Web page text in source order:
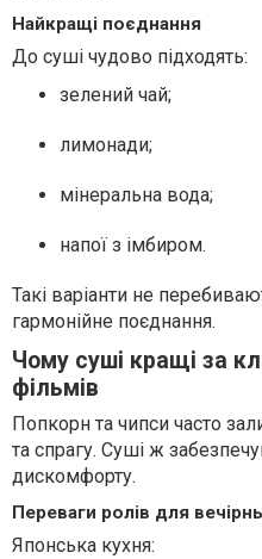
Найкращі поєднання
До суші чудово підходять:
зелений чай;
лимонади;
мінеральна вода;
напої з імбиром.
Такі варіанти не
гармонійне поєднання.
Чому суші кращі за
фільмів
Попкорн та чипси часто
та спрагу. Суші ж
дискомфорту.
Переваги ролів для
Японська кухня: